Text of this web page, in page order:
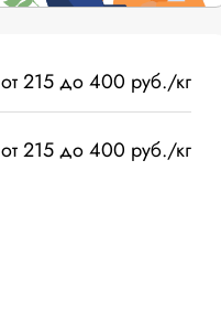
от 215 до 400 руб./кг
от 215 до 400 руб./кг